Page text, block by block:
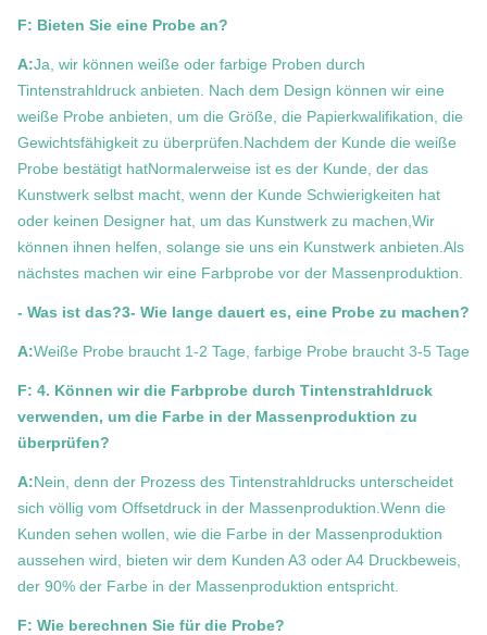
F: Bieten Sie eine Probe an?
A:Ja, wir können weiße oder farbige Proben durch
Tintenstrahldruck anbieten. Nach dem Design können wir eine
weiße Probe anbieten, um die Größe, die Papierkwalifikation, die
Gewichtsfähigkeit zu überprüfen.Nachdem der Kunde die weiße
Probe bestätigt hatNormalerweise ist es der Kunde, der das
Kunstwerk selbst macht, wenn der Kunde Schwierigkeiten hat
oder keinen Designer hat, um das Kunstwerk zu machen,Wir
können ihnen helfen, solange sie uns ein Kunstwerk anbieten.Als
nächstes machen wir eine Farbprobe vor der Massenproduktion.
- Was ist das?3- Wie lange dauert es, eine Probe zu machen?
A:Weiße Probe braucht 1-2 Tage, farbige Probe braucht 3-5 Tage
F: 4. Können wir die Farbprobe durch Tintenstrahldruck
verwenden, um die Farbe in der Massenproduktion zu
überprüfen?
A:Nein, denn der Prozess des Tintenstrahldrucks unterscheidet
sich völlig vom Offsetdruck in der Massenproduktion.Wenn die
Kunden sehen wollen, wie die Farbe in der Massenproduktion
aussehen wird, bieten wir dem Kunden A3 oder A4 Druckbeweis,
der 90% der Farbe in der Massenproduktion entspricht.
F: Wie berechnen Sie für die Probe?